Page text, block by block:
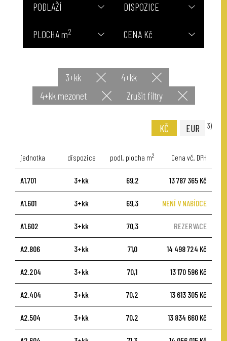
PODLAŽÍ DISPOZICE
PLOCHA m2 CENA Kč
3+kk
4+kk
4+kk mezonet
Zrušit filtry
KČ EUR 3)
jednotka dispozice podl. plocha m2 Cena vč. DPH
A1.701 3+kk 69,2 13 787 365 Kč
A1.601 3+kk 69,3 NENÍ V NABÍDCE
A1.602 3+kk 70,3 REZERVACE
A2.806 3+kk 71,0 14 498 724 Kč
A2.204 3+kk 70,1 13 170 596 Kč
A2.404 3+kk 70,2 13 613 305 Kč
A2.504 3+kk 70,2 13 834 660 Kč